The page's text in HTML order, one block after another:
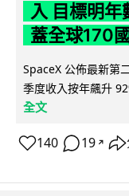
入 目標明
蓋全球170國
SpaceX 公佈最新第
季度收入按年飆升
全文
140 19 ↗